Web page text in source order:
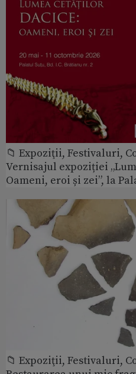
📁 Expoziţii, Festivaluri,
Vernisajul expoziției
Oameni, eroi și zei”, la
📁 Expoziţii, Festivaluri,